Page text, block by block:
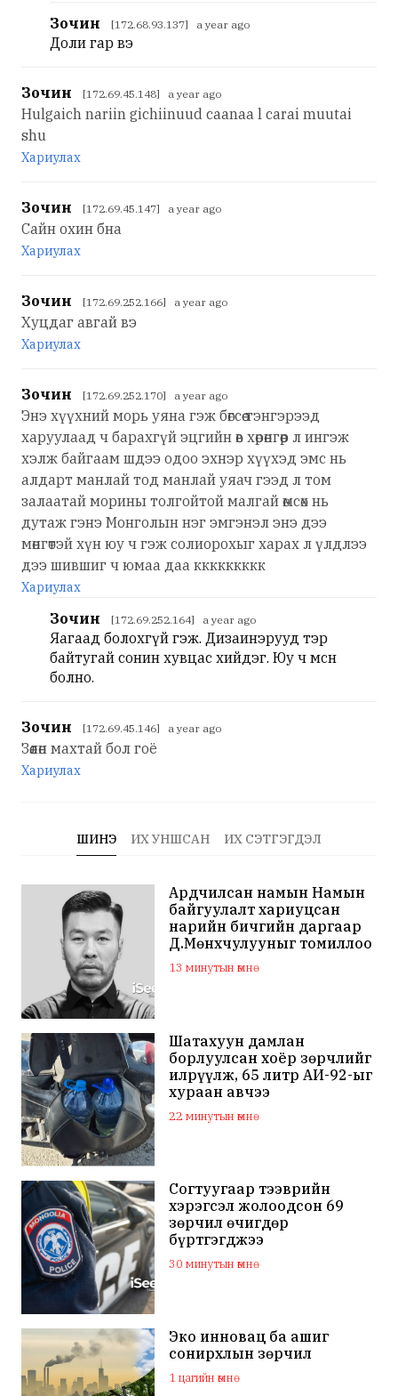
Зочин [172.68.93.137] a year ago
Доли гар вэ
Зочин [172.69.45.148] a year ago
Hulgaich nariin gichiinuud caanaa l carai muutai
shu
Хариулах
Зочин [172.69.45.147] a year ago
Сайн охин бна
Хариулах
Зочин [172.69.252.166] a year ago
Хуцдаг авгай вэ
Хариулах
Зочин [172.69.252.170] a year ago
Энэ хүүхний морь уяна гэж бөгсөө тэнгэрээд
харуулаад ч барахгүй эцгийн өв хөрөнгөөр л ингэж
хэлж байгаам шдээ одоо эхнэр хүүхэд эмс нь
алдарт манлай тод манлай уяач гээд л том
залаатай морины толгойтой малгай өмсөх нь
дутаж гэнэ Монголын нэг эмгэнэл энэ дээ
мөнгөтэй хүн юу ч гэж солиорохыг харах л үлдлээ
дээ шившиг ч юмаа даа ккккккккк
Хариулах
Зочин [172.69.252.164] a year ago
Яагаад болохгүй гэж. Дизаинэрууд тэр
байтугай сонин хувцас хийдэг. Юу ч өмсөөн
болно.
Зочин [172.69.45.146] a year ago
Зөөлөн махтай бол гоё
Хариулах
ШИНЭ ИХ УНШСАН ИХ СЭТГЭГДЭЛ
Ардчилсан намын Намын
байгуулалт хариуцсан
нарийн бичгийн даргаар
Д.Мөнхчулууныг томиллоо
13 минутын өмнө
Шатахуун дамлан
борлуулсан хоёр зөрчлийг
илрүүлж, 65 литр АИ-92-ыг
хураан авчээ
22 минутын өмнө
Согтуугаар тээврийн
хэрэгсэл жолоодсон 69
зөрчил өчигдөр
бүртгэгджээ
30 минутын өмнө
Эко инновац ба ашиг
сонирхлын зөрчил
1 цагийн өмнө